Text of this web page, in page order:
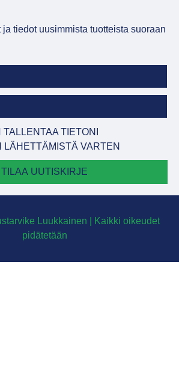
tiedot uusimmista tuotteista suoraan
TIETONI
LÄHETTÄMISTÄ VARTEN
TILAA UUTISKIRJE
Luukkainen | Kaikki oikeudet
pidätetään